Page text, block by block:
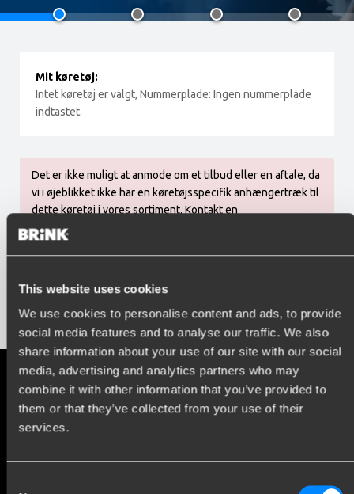
This website uses cookies
We use cookies to personalise content and ads, to provide
social media features and to analyse our traffic. We also
share information about your use of our site with our social
media, advertising and analytics partners who may
combine it with other information that you’ve provided to
them or that they’ve collected from your use of their
services.
Mit køretøj:
Intet køretøj er valgt, Nummerplade: Ingen nummerplade
indtastet.
Det er ikke muligt at anmode om et tilbud eller en aftale, da
vi i øjeblikket ikke har en køretøjsspecifik anhængertræk til
dette køretøj i vores sortiment. Kontakt en
monteringspartner i nærheden for at undersøge
mulighederne.
Forrige trin
Sociale medier
Hold dig orienteret om vores seneste udvikling